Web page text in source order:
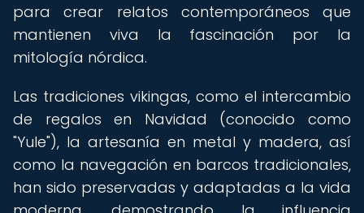
para crear relatos contemporáneos que
mantienen viva la fascinación por la
mitología nórdica.
Las tradiciones vikingas, como el intercambio
de regalos en Navidad (conocido como
"Yule"), la artesanía en metal y madera, así
como la navegación en barcos tradicionales,
han sido preservadas y adaptadas a la vida